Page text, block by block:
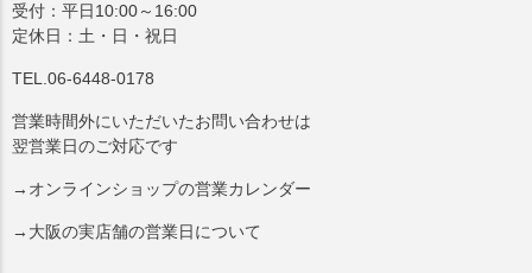
受付：平日10:00～16:00
定休日：土・日・祝日
TEL.06-6448-0178
営業時間外にいただいたお問い合わせは
翌営業日のご対応です
→オンラインショップの営業カレンダー
→大阪の実店舗の営業日について